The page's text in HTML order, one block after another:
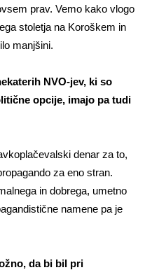
prav. Vemo kako vlogo
stoletja na Koroškem in
manjšini.
NVO-jev, ki so
opcije, imajo pa tudi
denar za to,
za eno stran.
in dobrega, umetno
namene pa je
da bi bil pri